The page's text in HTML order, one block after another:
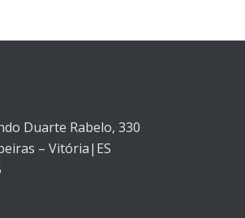
Duarte Rabelo, 330
– Vitória|ES